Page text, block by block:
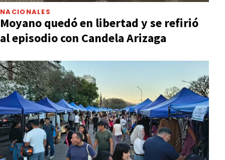
NACIONALES
Moyano quedó en libertad y se refirió
al episodio con Candela Arizaga